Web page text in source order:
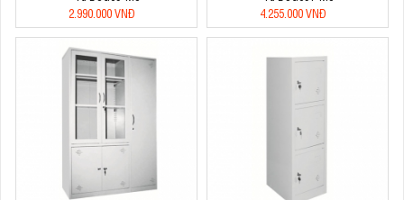
2.990.000 VNĐ
4.255.000 VNĐ